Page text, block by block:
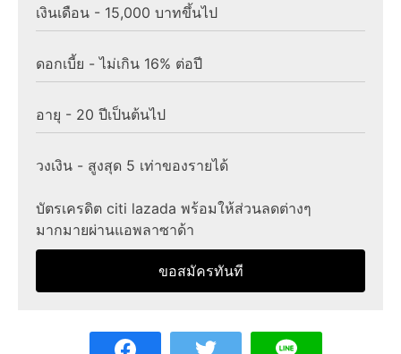
เงินเดือน - 15,000 บาทขึ้นไป
ดอกเบี้ย - ไม่เกิน 16% ต่อปี
อายุ - 20 ปีเป็นต้นไป
วงเงิน - สูงสุด 5 เท่าของรายได้
บัตรเครดิต citi lazada พร้อมให้ส่วนลดต่างๆ
มากมายผ่านแอพลาซาด้า
ขอสมัครทันที